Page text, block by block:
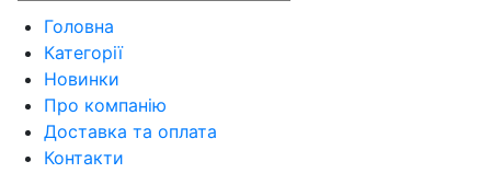
Головна
Категорії
Новинки
Про компанію
Доставка та оплата
Контакти